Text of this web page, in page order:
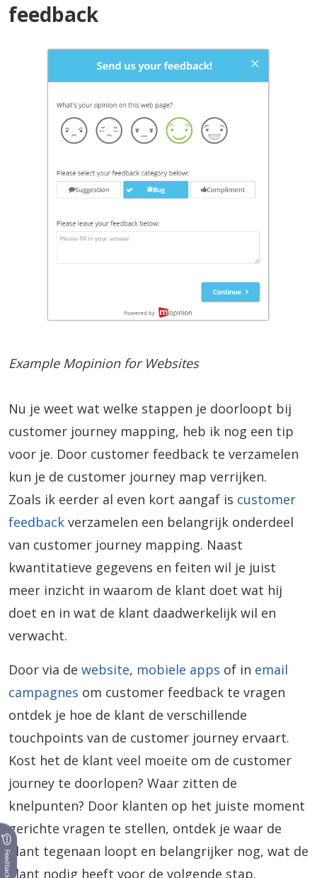
feedback
Example Mopinion for Websites
Nu je weet wat welke stappen je doorloopt bij
customer journey mapping, heb ik nog een tip
voor je. Door customer feedback te verzamelen
kun je de customer journey map verrijken.
Zoals ik eerder al even kort aangaf is customer
feedback verzamelen een belangrijk onderdeel
van customer journey mapping. Naast
kwantitatieve gegevens en feiten wil je juist
meer inzicht in waarom de klant doet wat hij
doet en in wat de klant daadwerkelijk wil en
verwacht.
Door via de website, mobiele apps of in email
campagnes om customer feedback te vragen
ontdek je hoe de klant de verschillende
touchpoints van de customer journey ervaart.
Kost het de klant veel moeite om de customer
journey te doorlopen? Waar zitten de
knelpunten? Door klanten op het juiste moment
gerichte vragen te stellen, ontdek je waar de
klant tegenaan loopt en belangrijker nog, wat de
klant nodig heeft voor de volgende stap.
Feedback